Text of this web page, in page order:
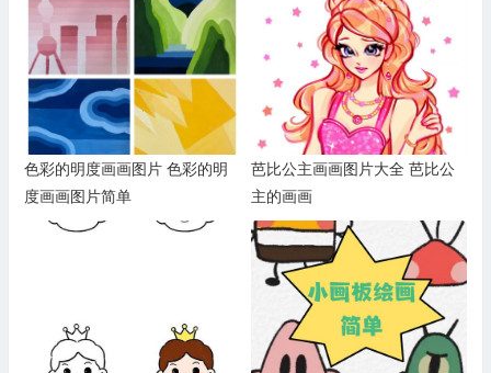
色彩的明度画画图片 色彩的明
度画画图片简单
芭比公主画画图片大全 芭比公
主的画画